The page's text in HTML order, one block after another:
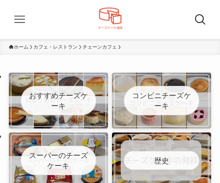
ホーム カフェ・レストラン チェーンカフェ
おすすめチーズケ
ーキ
コンビニチーズケ
ーキ
スーパーのチーズ
ケーキ
歴史